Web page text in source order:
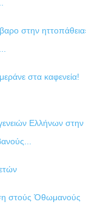
στην
στα καφενεία!
Ελλήνων στην
στούς Ὀθωμανούς